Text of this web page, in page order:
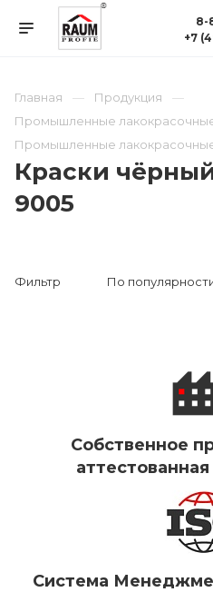
8-
+7
Главная
Продукция
Промышленные
Промышленные
Краски
9005
Фильтр По
Собственное
Система